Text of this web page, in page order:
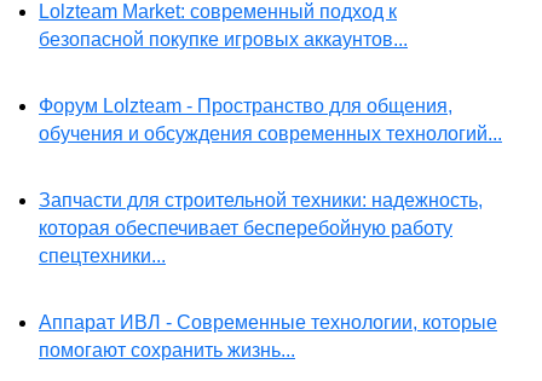
Lolzteam Market: современный подход к
безопасной покупке игровых аккаунтов...
Форум Lolzteam - Пространство для общения,
обучения и обсуждения современных технологий...
Запчасти для строительной техники: надежность,
которая обеспечивает бесперебойную работу
спецтехники...
Аппарат ИВЛ - Современные технологии, которые
помогают сохранить жизнь...